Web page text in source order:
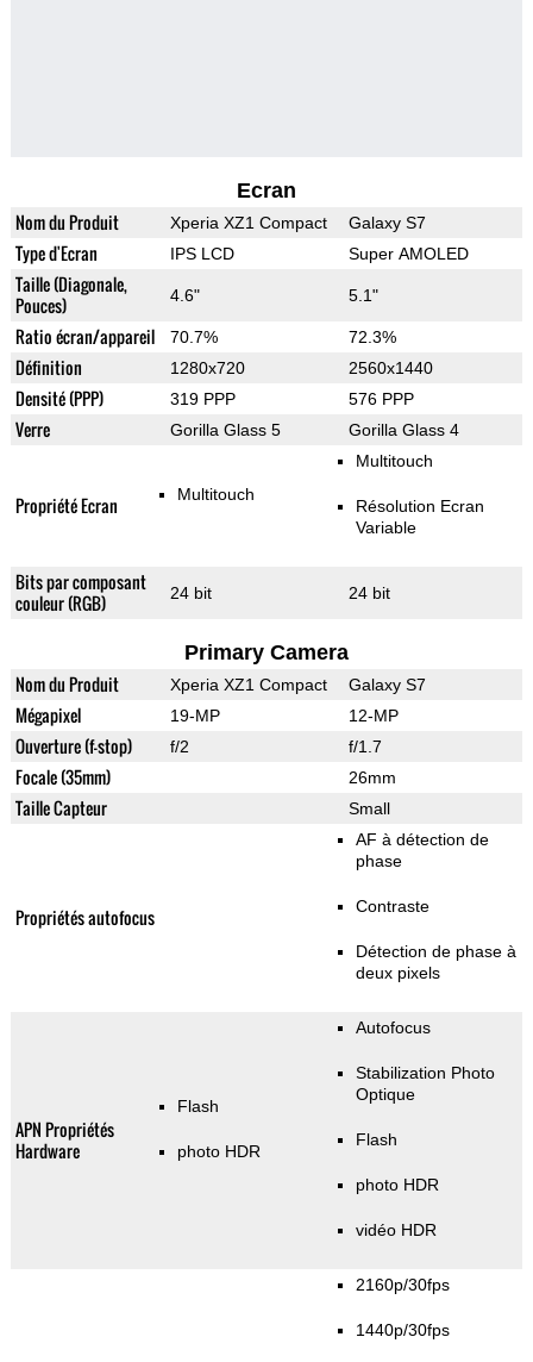
Ecran
Nom du Produit Xperia XZ1 Compact Galaxy S7
Type d'Ecran IPS LCD Super AMOLED
Taille (Diagonale,
Pouces)
4.6" 5.1"
Ratio écran/appareil 70.7% 72.3%
Définition 1280x720 2560x1440
Densité (PPP) 319 PPP 576 PPP
Verre Gorilla Glass 5 Gorilla Glass 4
Propriété Ecran Multitouch
Multitouch
Résolution Ecran
Variable
Bits par composant
couleur (RGB)
24 bit 24 bit
Primary Camera
Nom du Produit Xperia XZ1 Compact Galaxy S7
Mégapixel 19-MP 12-MP
Ouverture (f-stop) f/2 f/1.7
Focale (35mm) 26mm
Taille Capteur Small
Propriétés autofocus
AF à détection de
phase
Contraste
Détection de phase à
deux pixels
APN Propriétés
Hardware
Flash
photo HDR
Autofocus
Stabilization Photo
Optique
Flash
photo HDR
vidéo HDR
2160p/30fps
1440p/30fps